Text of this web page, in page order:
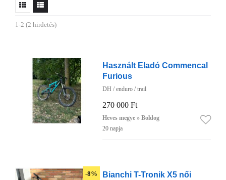
1-2 (2 hirdetés)
Használt Eladó Commencal
Furious
DH / enduro / trail
270 000 Ft
Heves megye » Boldog
20 napja
-8%
Bianchi T-Tronik X5 női